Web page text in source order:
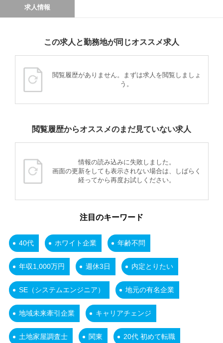
求人情報
この求人と勤務地が同じオススメ求人
閲覧履歴がありません。まずは求人を閲覧しましょ
う。
閲覧履歴からオススメのまだ見ていない求人
情報の読み込みに失敗しました。
画面の更新をしても表示されない場合は、しばらく
経ってから再度お試しください。
注目のキーワード
40代 ホワイト企業 年齢不問
年収1,000万円 週休3日 内定とりたい
SE（システムエンジニア） 地元の有名企業
地域未来牽引企業 キャリアチェンジ
土地家屋調査士 関東 20代 初めて転職